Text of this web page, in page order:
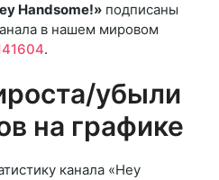
Handsome!» подписаны
в нашем мировом
.
убыли
на графике
канала «Hey